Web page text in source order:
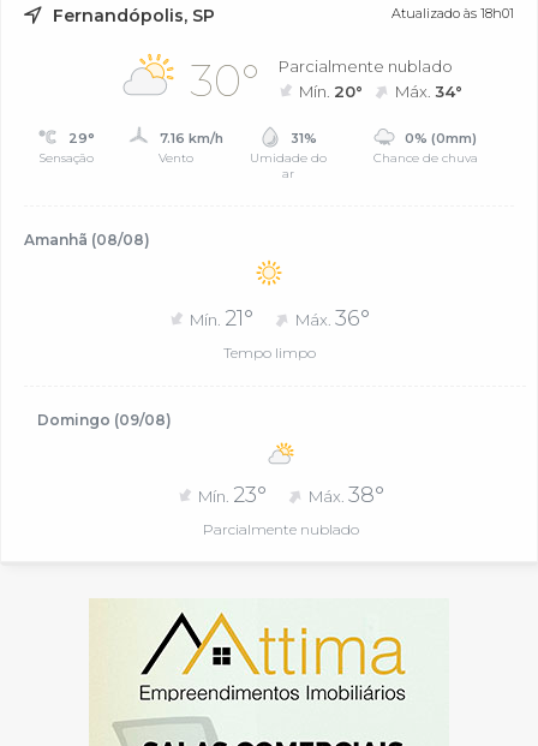
Fernandópolis, SP Atualizado às 18h01
30°
Parcialmente nublado
Mín. 20° Máx.34°
29°
Sensação
7.16 km/h
Vento
31%
Umidade do
ar
0% (0mm)
Chance de chuva
Amanhã (08/08)
Mín. 21° Máx. 36°
Tempo limpo
Domingo (09/08)
Mín. 23° Máx.38°
Parcialmente nublado